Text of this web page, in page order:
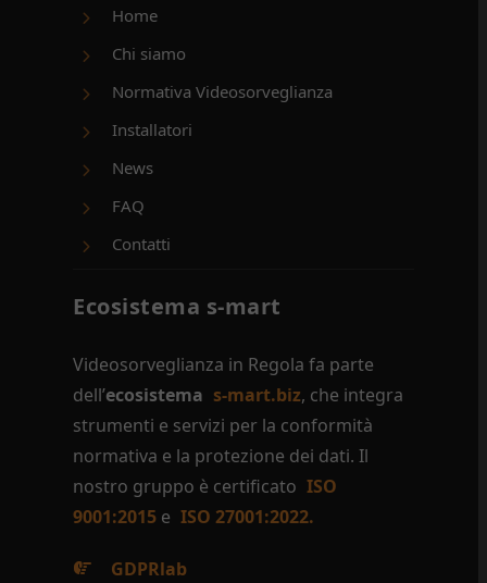
Home
Chi siamo
Normativa Videosorveglianza
Installatori
News
FAQ
Contatti
Ecosistema s-mart
Videosorveglianza in Regola fa parte
dell’ecosistema s-mart.biz, che integra
strumenti e servizi per la conformità
normativa e la protezione dei dati. Il
nostro gruppo è certificato ISO
9001:2015 e ISO 27001:2022.
GDPRlab